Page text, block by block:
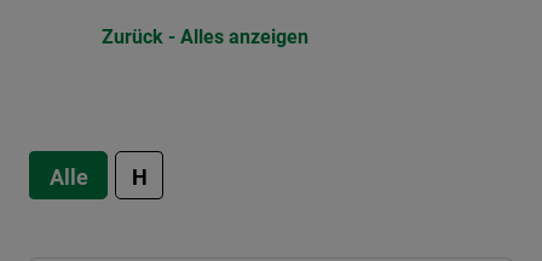
Zurück - Alles anzeigen
Alle H